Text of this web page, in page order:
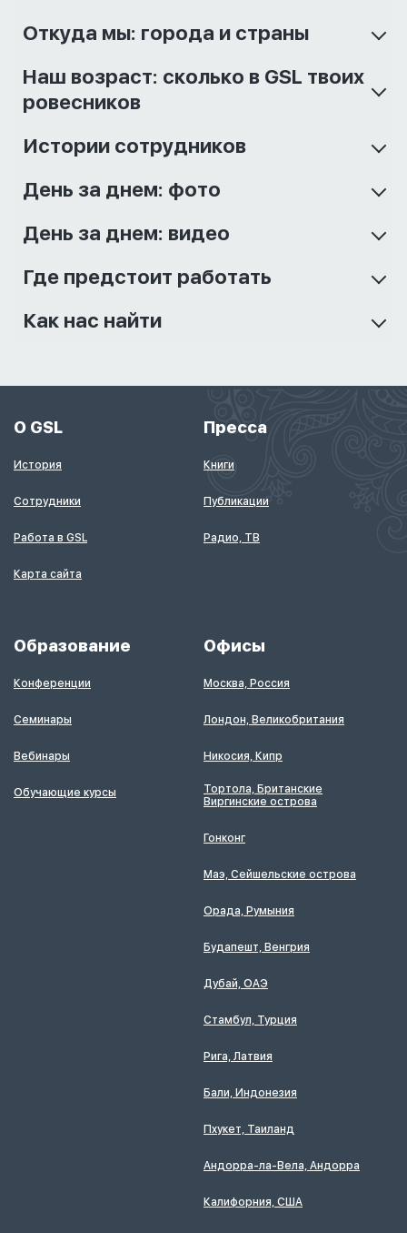
Откуда мы: города и страны
Наш возраст: сколько в GSL твоих
ровесников
Истории сотрудников
День за днем: фото
День за днем: видео
Где предстоит работать
Как нас найти
О GSL
История
Сотрудники
Работа в GSL
Карта сайта
Пресса
Книги
Публикации
Радио, ТВ
Образование
Конференции
Семинары
Вебинары
Обучающие курсы
Офисы
Москва, Россия
Лондон, Великобритания
Никосия, Кипр
Тортола, Британские
Виргинские острова
Гонконг
Маэ, Сейшельские острова
Орада, Румыния
Будапешт, Венгрия
Дубай, ОАЭ
Стамбул, Турция
Рига, Латвия
Бали, Индонезия
Пхукет, Таиланд
Андорра-ла-Вела, Андорра
Калифорния, США